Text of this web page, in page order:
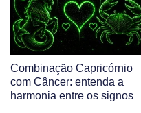
Combinação Capricórnio
com Câncer: entenda a
harmonia entre os signos